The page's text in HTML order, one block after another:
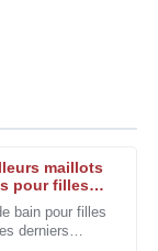
maillots
pour filles
bain pour filles
derniers
très